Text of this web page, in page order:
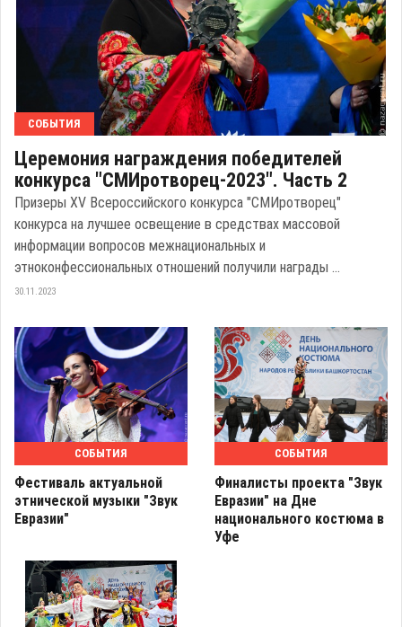
СОБЫТИЯ
Церемония награждения победителей
конкурса "СМИротворец-2023". Часть 2
Призеры XV Всероссийского конкурса "СМИротворец"
конкурса на лучшее освещение в средствах массовой
информации вопросов межнациональных и
этноконфессиональных отношений получили награды ...
30.11.2023
СОБЫТИЯ
Фестиваль актуальной
этнической музыки "Звук
Евразии"
СОБЫТИЯ
Финалисты проекта "Звук
Евразии" на Дне
национального костюма в
Уфе